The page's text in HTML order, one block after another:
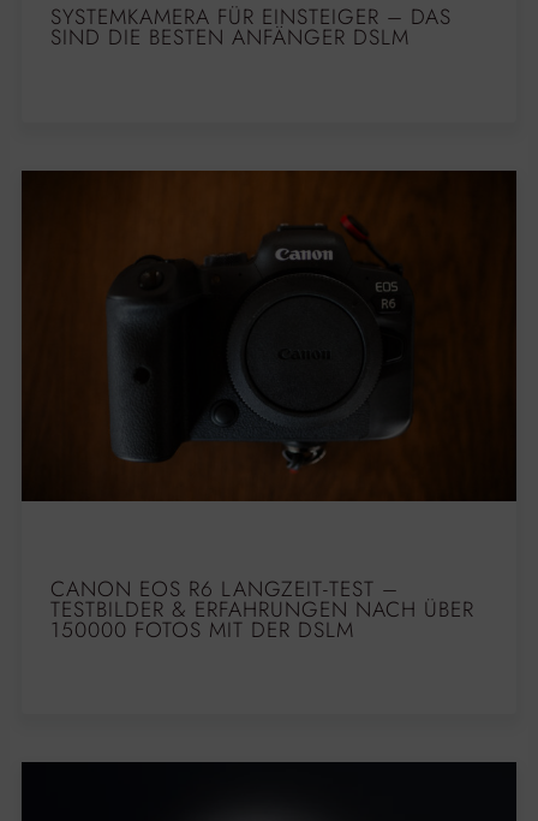
SYSTEMKAMERA FÜR EINSTEIGER – DAS
SIND DIE BESTEN ANFÄNGER DSLM
CANON EOS R6 LANGZEIT-TEST –
TESTBILDER & ERFAHRUNGEN NACH ÜBER
150000 FOTOS MIT DER DSLM